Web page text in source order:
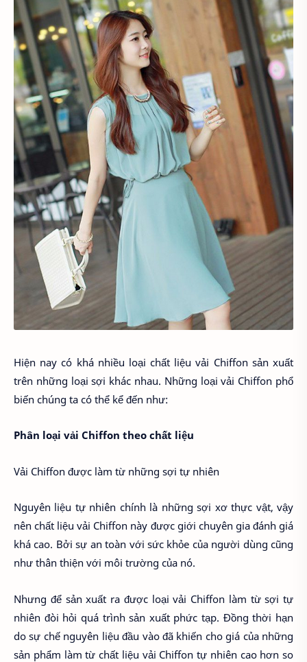
Hiện nay có khá nhiều loại chất liệu vải Chiffon sản xuất
trên những loại sợi khác nhau. Những loại vải Chiffon phổ
biến chúng ta có thể kể đến như:
Phân loại vải Chiffon theo chất liệu
Vải Chiffon được làm từ những sợi tự nhiên
Nguyên liệu tự nhiên chính là những sợi xơ thực vật, vậy
nên chất liệu vải Chiffon này được giới chuyên gia đánh giá
khá cao. Bởi sự an toàn với sức khỏe của người dùng cũng
như thân thiện với môi trường của nó.
Nhưng để sản xuất ra được loại vải Chiffon làm từ sợi tự
nhiên đòi hỏi quá trình sản xuất phức tạp. Đồng thời hạn
do sự chế nguyên liệu đầu vào đã khiến cho giá của những
sản phẩm làm từ chất liệu vải Chiffon tự nhiên cao hơn so